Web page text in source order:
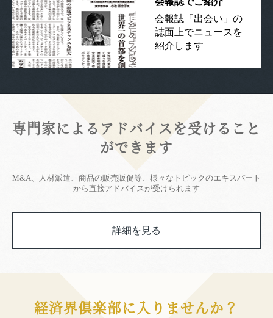
会報誌「出会い」の
誌面上でニュースを
紹介します
専門家によるアドバイスを受けること
ができます
M&A、人材派遣、商品の販売販促等、様々なトピックのエキスパート
から直接アドバイスが受けられます
詳細を見る
経済界倶楽部に入りませんか？